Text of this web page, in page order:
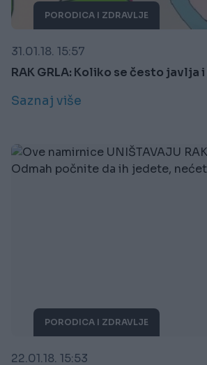
PORODICA I ZDRAVLJE
31.01.18. 15:57
RAK GRLA: Koliko se često javlja
Saznaj više
PORODICA I ZDRAVLJE
22.01.18. 15:53